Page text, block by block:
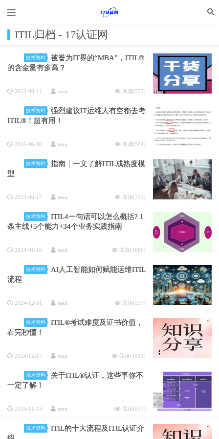
ITIL归档 - 17认证网
技术资料
被誉为IT界的“MBA”，ITIL®
的含金量有多高？
2025-08-11 sean 阅读(553)
技术资料
强烈建议IT运维人有空都去考
ITIL®！超有用！
2025-06-30 sean 阅读(504)
技术资料
指南｜一文了解ITIL成熟度模
型
2025-06-17 sean 阅读(711 )
技术资料
ITIL4一句话可以怎么概括? 1
条主线+5个能力+34个业务实践指南
2025-01-16 sean 阅读(1686)
技术资料
AI人工智能如何赋能运维ITIL
流程
2024-12-31 sean 阅读(537)
技术资料
ITIL®考试难度及证书价值，
看完秒懂！
2024-12-17 sean 阅读(1511 )
技术资料
关于ITIL®认证，这些事你不
一定了解！
2024-11-13 sean 阅读(613)
技术资料
ITIL的十大流程及ITIL认证介